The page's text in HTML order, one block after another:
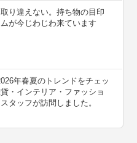
り違えない。持ち物の目印
が今じわじわ来ています
年春夏のトレンドをチェッ
・インテリア・ファッショ
タッフが訪問しました。